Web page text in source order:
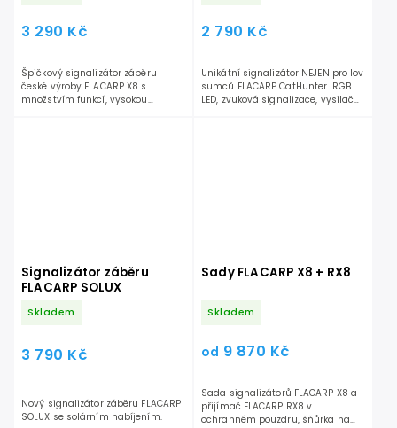
3 290 Kč
Špičkový signalizátor záběru
české výroby FLACARP X8 s
množstvím funkcí, vysokou
2 790 Kč
Unikátní signalizátor NEJEN pro lov
sumců FLACARP CatHunter. RGB
LED, zvuková signalizace, vysílač
Signalizátor záběru
FLACARP SOLUX
Skladem
3 790 Kč
Nový signalizátor záběru FLACARP
SOLUX se solárním nabíjením.
Sady FLACARP X8 + RX8
Skladem
od 9 870 Kč
Sada signalizátorů FLACARP X8 a
přijímač FLACARP RX8 v
ochranném pouzdru, šňůrka na